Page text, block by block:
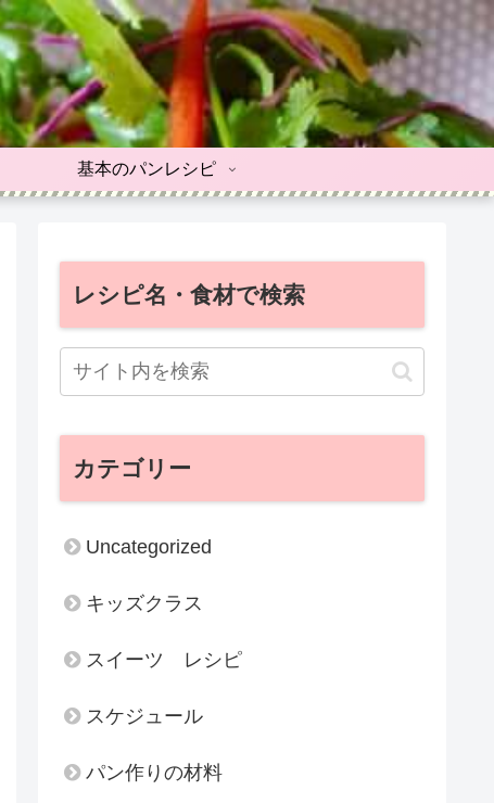
基本のパンレシピ
レシピ名・食材で検索
カテゴリー
Uncategorized
キッズクラス
スイーツ レシピ
スケジュール
パン作りの材料